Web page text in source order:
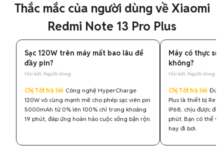
Thắc mắc của người dùng về Xiaomi
Redmi Note 13 Pro Plus
Sạc 120W trên máy mất bao lâu để
đầy pin?
Hỏi bởi: Người dùng
Chị Tốt trả lời: Công nghệ HyperCharge
120W vô cùng mạnh mẽ cho phép sạc viên pin
5000mAh từ 0% lên 100% chỉ trong khoảng
19 phút, đáp ứng hoàn hảo cuộc sống bận rộn.
Máy có thực sự
không?
Hỏi bởi: Người dùng
Chị Tốt trả lời:
Plus là thiết bị
IP68, chịu được độ
phút. Bạn có thể
hay đi bơi.